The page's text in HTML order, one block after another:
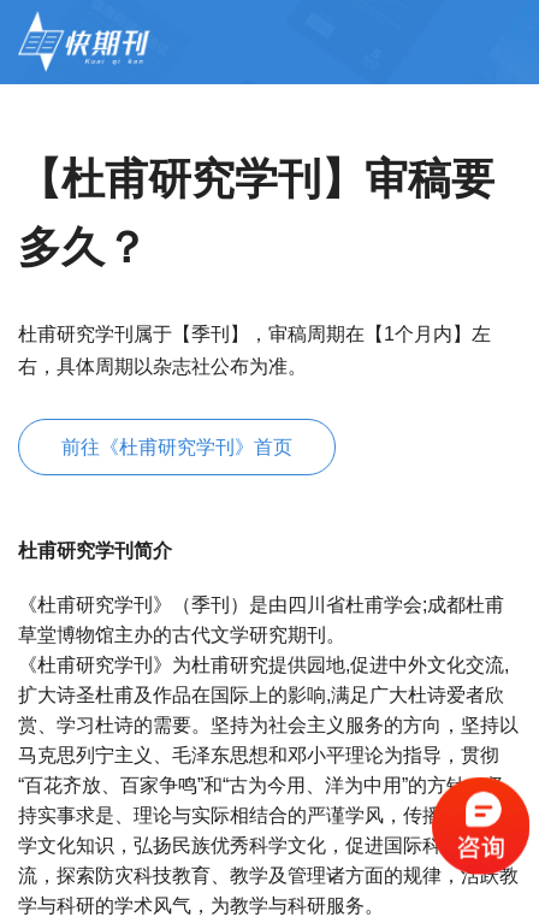
【杜甫研究学刊】审稿要
多久？
杜甫研究学刊属于【季刊】，审稿周期在【1个月内】左
右，具体周期以杂志社公布为准。
前往《杜甫研究学刊》首页
杜甫研究学刊简介
《杜甫研究学刊》（季刊）是由四川省杜甫学会;成都杜甫
草堂博物馆主办的古代文学研究期刊。
《杜甫研究学刊》为杜甫研究提供园地,促进中外文化交流,
扩大诗圣杜甫及作品在国际上的影响,满足广大杜诗爱者欣
赏、学习杜诗的需要。坚持为社会主义服务的方向，坚持以
马克思列宁主义、毛泽东思想和邓小平理论为指导，贯彻
“百花齐放、百家争鸣”和“古为今用、洋为中用”的方针，坚
持实事求是、理论与实际相结合的严谨学风，传播先进的科
学文化知识，弘扬民族优秀科学文化，促进国际科学文化交
流，探索防灾科技教育、教学及管理诸方面的规律，活跃教
学与科研的学术风气，为教学与科研服务。